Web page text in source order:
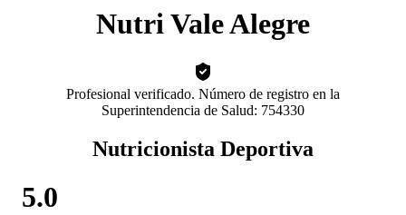
Nutri Vale Alegre
Profesional verificado. Número de registro en la
Superintendencia de Salud: 754330
Nutricionista Deportiva
5.0